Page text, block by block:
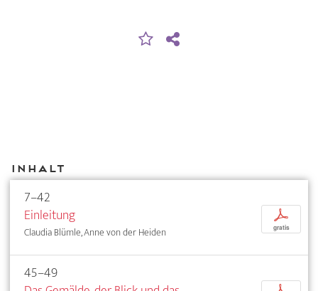
Inhalt
7–42
Einleitung
Claudia Blümle, Anne von der Heiden
p
gratis
45–49